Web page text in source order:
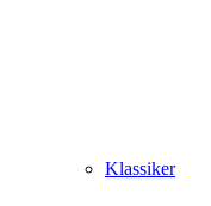
Klassiker